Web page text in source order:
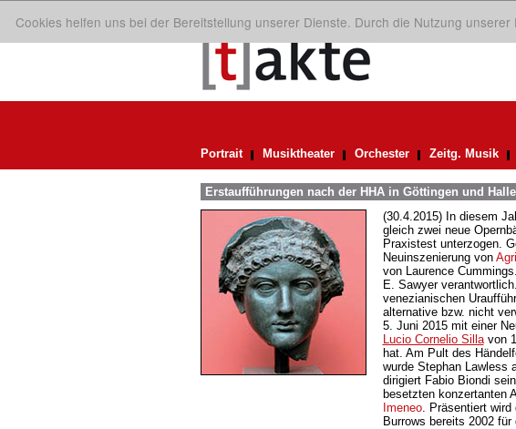
Cookies helfen uns bei der Bereitstellung unserer Dienste. Durch die Nutzung
Portrait Musiktheater Orchester Zeitg. Musik
Erstaufführungen nach der HHA in Göttingen und Halle
(30.4.2015) In diesem
gleich zwei neue
Praxistest unterzogen.
Neuinszenierung von
von Laurence
E. Sawyer
venezianischen
alternative bzw. nicht
5. Juni 2015 mit einer
Lucio Cornelio Sillavon
hat. Am Pult des
wurde Stephan Lawless
dirigiert Fabio Biondi
besetzten konzertanten
Imeneo. Präsentiert wird
Burrows bereits 2002